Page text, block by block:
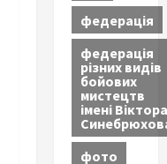
федерація
федерація
різних видів
бойових
мистецтв
імені Віктора
фото